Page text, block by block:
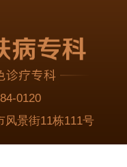
0120
风景街11栋111号